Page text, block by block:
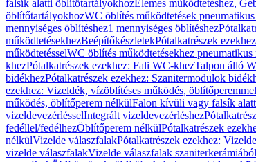
falsík alatti öblítőtartályokhozElemes működtetéshez,
öblítőtartályokhozWC öblítés működtetések
mennyiséges öblítéshez1 mennyiséges öblítéshez
működtetésekhezBeépítőkészletekPótalkatrészek
működtetésselWC öblítés működtetésekhez pneumatikus
khezPótalkatrészek ezekhez: Fali WC-khezTalpon álló
bidékhezPótalkatrészek ezekhez: Szanitermodulok
ezekhez: Vizeldék, vízöblítéses működés, öblítőperemmel
működés, öblítőperem nélkülFalon kívüli vagy falsík
vizeldevezérlésselIntegrált vizeldevezérléshez
fedéllel/fedélhezÖblítőperem nélkülPótalkatrészek
nélkülVizelde válaszfalakPótalkatrészek ezekhez:
vizelde válaszfalakVizelde válaszfalak szaniterkerámiából